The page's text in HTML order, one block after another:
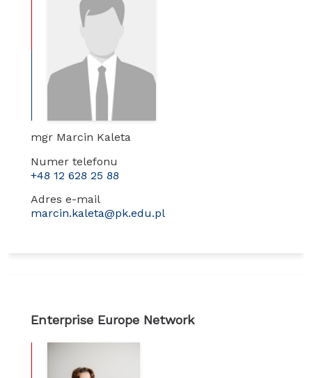
mgr Marcin Kaleta
Numer telefonu
+48 12 628 25 88
Adres e-mail
marcin.kaleta@pk.edu.pl
Enterprise Europe Network